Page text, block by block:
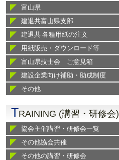
富山県
建退共富山県支部
建退共 各種用紙の注文
用紙販売・ダウンロード等
富山県技士会 ご意見箱
建設企業向け補助・助成制度
その他
TRAINING (講習・研修会)
協会主催講習・研修会一覧
その他協会共催
その他の講習・研修会